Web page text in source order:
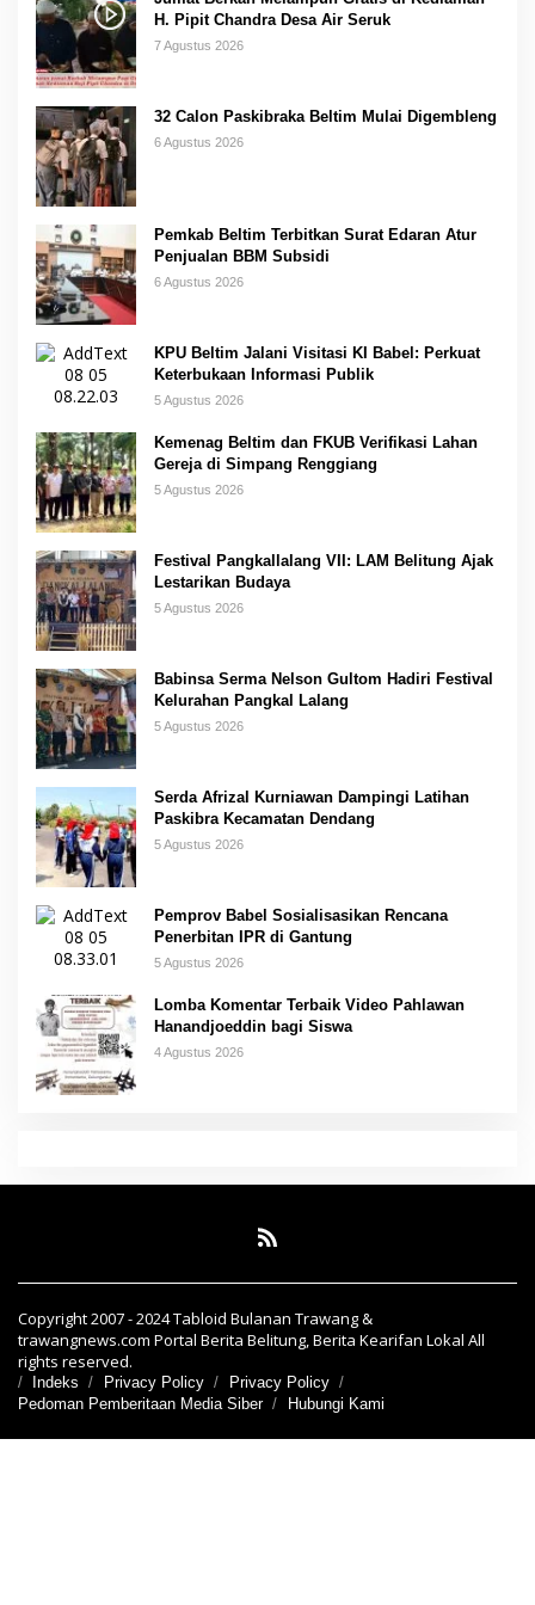
H. Pipit Chandra Desa Air Seruk
7 Agustus 2026
32 Calon Paskibraka Beltim Mulai Digembleng
6 Agustus 2026
Pemkab Beltim Terbitkan Surat Edaran Atur
Penjualan BBM Subsidi
6 Agustus 2026
KPU Beltim Jalani Visitasi KI Babel: Perkuat
Keterbukaan Informasi Publik
5 Agustus 2026
Kemenag Beltim dan FKUB Verifikasi Lahan
Gereja di Simpang Renggiang
5 Agustus 2026
Festival Pangkallalang VII: LAM Belitung Ajak
Lestarikan Budaya
5 Agustus 2026
Babinsa Serma Nelson Gultom Hadiri Festival
Kelurahan Pangkal Lalang
5 Agustus 2026
Serda Afrizal Kurniawan Dampingi Latihan
Paskibra Kecamatan Dendang
5 Agustus 2026
Pemprov Babel Sosialisasikan Rencana
Penerbitan IPR di Gantung
5 Agustus 2026
Lomba Komentar Terbaik Video Pahlawan
Hanandjoeddin bagi Siswa
4 Agustus 2026
Copyright 2007 - 2024 Tabloid Bulanan Trawang &
trawangnews.com Portal Berita Belitung, Berita Kearifan Lokal All
rights reserved.
Indeks Privacy Policy
Privacy Policy
Pedoman Pemberitaan Media Siber
Hubungi Kami